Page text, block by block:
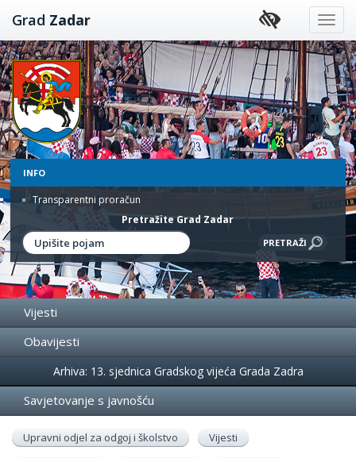
Preskoči
na
sadržaj
Grad Zadar
INFO
Transparentni proračun
Pretražite Grad Zadar
Vijesti
Obavijesti
Događanja
Arhiva: 13. sjednica Gradskog vijeća Grada Zadra
Savjetovanje s javnošću
Upravni odjel za odgoj i školstvo
Vijesti